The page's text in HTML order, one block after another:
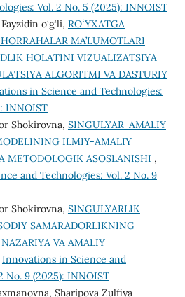
Vol. 2 No. 5 (2025): INNOIST
o‘g‘li, ROʻYXATGA
MA’LUMOTLARI
HOLATINI VIZUALIZATSIYA
ALGORITMI VA DASTURIY
in Science and Technologies:
INNOIST
Shokirovna, SINGULYAR-AMALIY
ILMIY-AMALIY
METODOLOGIK ASOSLANISHI ,
and Technologies: Vol. 2 No. 9
Shokirovna, SINGULYARLIK
SAMARADORLIKNING
VA AMALIY
Innovations in Science and
No. 9 (2025): INNOIST
Sharipova Zulfiya